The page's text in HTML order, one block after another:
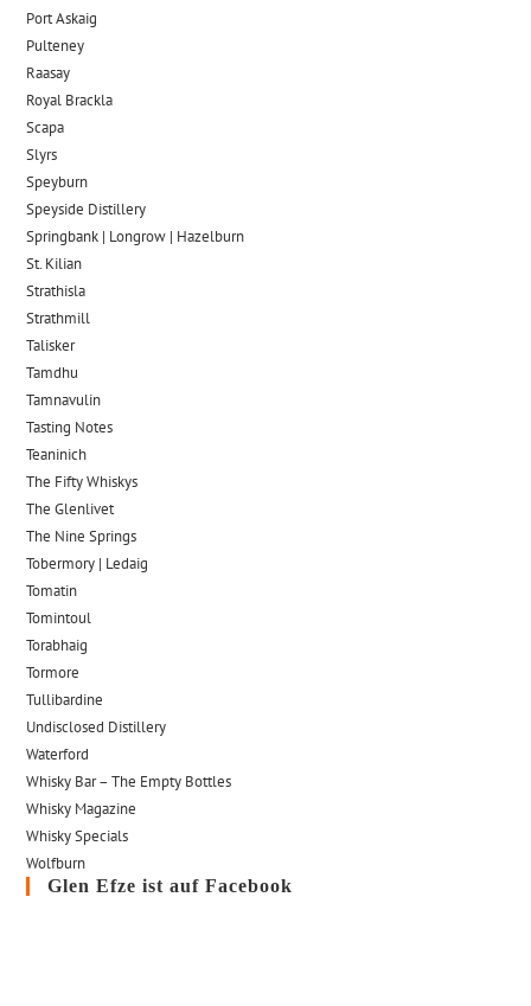
Port Askaig
Pulteney
Raasay
Royal Brackla
Scapa
Slyrs
Speyburn
Speyside Distillery
Springbank | Longrow | Hazelburn
St. Kilian
Strathisla
Strathmill
Talisker
Tamdhu
Tamnavulin
Tasting Notes
Teaninich
The Fifty Whiskys
The Glenlivet
The Nine Springs
Tobermory | Ledaig
Tomatin
Tomintoul
Torabhaig
Tormore
Tullibardine
Undisclosed Distillery
Waterford
Whisky Bar – The Empty Bottles
Whisky Magazine
Whisky Specials
Wolfburn
Glen Efze ist auf Facebook